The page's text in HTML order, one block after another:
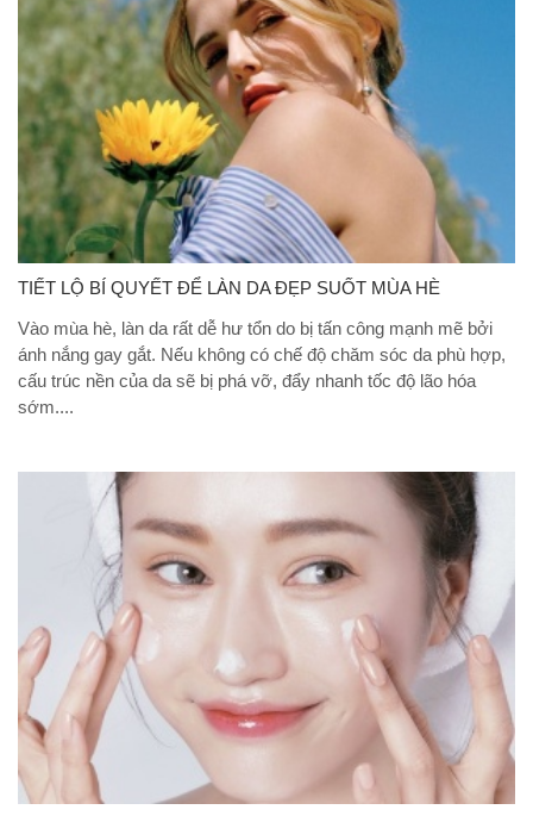
TIẾT LỘ BÍ QUYẾT ĐỂ LÀN DA ĐẸP SUỐT MÙA HÈ
Vào mùa hè, làn da rất dễ hư tổn do bị tấn công mạnh mẽ bởi
ánh nắng gay gắt. Nếu không có chế độ chăm sóc da phù hợp,
cấu trúc nền của da sẽ bị phá vỡ, đẩy nhanh tốc độ lão hóa
sớm....